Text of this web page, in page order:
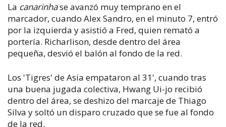
La canarinhase avanzó muy temprano en el
marcador, cuando Alex Sandro, en el minuto 7, entró
por la izquierda y asistió a Fred, quien remató a
portería. Richarlison, desde dentro del área
pequeña, desvió el balón al fondo de la red.
Los 'Tigres' de Asia empataron al 31', cuando tras
una buena jugada colectiva, Hwang Ui-jo recibió
dentro del área, se deshizo del marcaje de Thiago
Silva y soltó un disparo cruzado que se fue al fondo
de la red.